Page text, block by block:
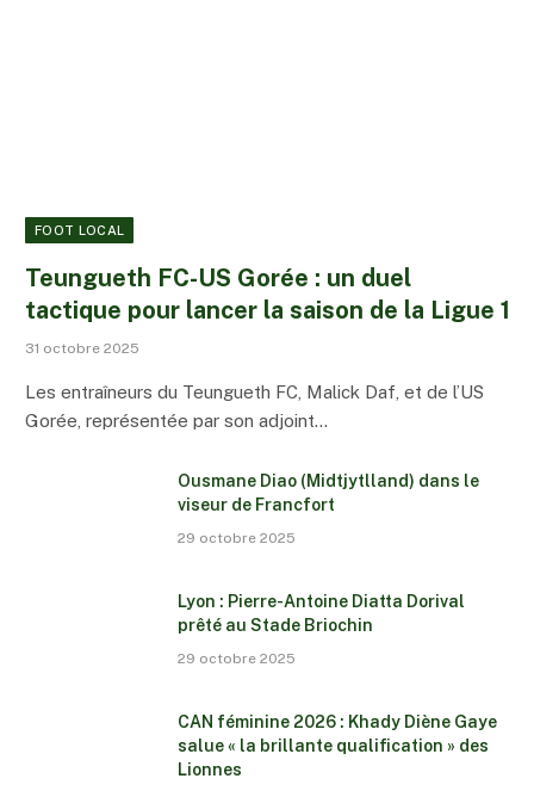
FOOT LOCAL
Teungueth FC-US Gorée : un duel
tactique pour lancer la saison de la Ligue 1
31 octobre 2025
Les entraîneurs du Teungueth FC, Malick Daf, et de l’US
Gorée, représentée par son adjoint…
Ousmane Diao (Midtjytlland) dans le
viseur de Francfort
29 octobre 2025
Lyon : Pierre-Antoine Diatta Dorival
prêté au Stade Briochin
29 octobre 2025
CAN féminine 2026 : Khady Diène Gaye
salue « la brillante qualification » des
Lionnes